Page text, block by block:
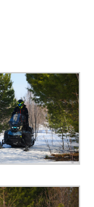
кнопкой на
руле
стойки